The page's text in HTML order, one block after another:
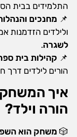
התלמידים בבית
📌 מחנכים
ולילדים הזדמנות
לשגרה.
📌 קהילות בית
הורים לילדים דרך
איך
הורה וילד?
🎲 משחק הוא